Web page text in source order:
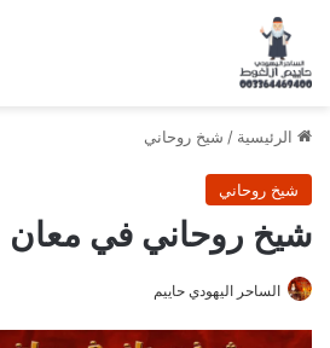
الرئيسية / شيخ روحاني
شيخ روحاني
شيخ روحاني في معان
الساحر اليهودي حاييم